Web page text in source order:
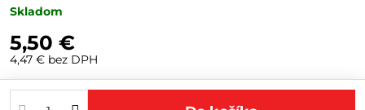
Skladom
5,50 €
4,47 € bez DPH